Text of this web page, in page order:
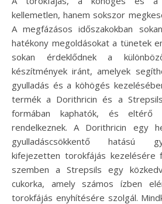
kellemetlen, hanem sokszor
A megfázásos időszakokban
hatékony megoldásokat a tünetek
sokan érdeklődnek a
készítmények iránt, amelyek
gyulladás és a köhögés
termék a Dorithricin és a
formában kaphatók, és eltérő
rendelkeznek. A Dorithricin egy
gyulladáscsökkentő hatású
kifejezetten torokfájás kezelésére
szemben a Strepsils egy
cukorka, amely számos ízben
torokfájás enyhítésére szolgál.